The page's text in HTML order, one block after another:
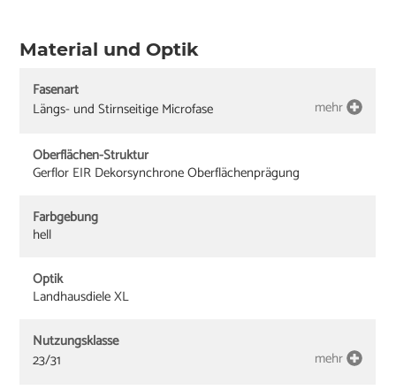
Material und Optik
Fasenart
Längs- und Stirnseitige Microfase
mehr
Oberflächen-Struktur
Gerflor EIR Dekorsynchrone Oberflächenprägung
Farbgebung
hell
Optik
Landhausdiele XL
Nutzungsklasse
23/31
mehr